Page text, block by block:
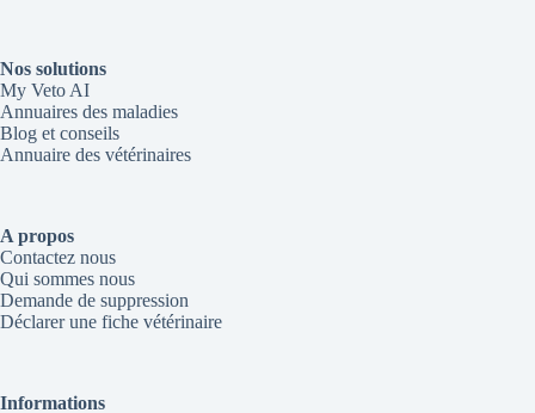
Nos solutions
My Veto AI
Annuaires des maladies
Blog et conseils
Annuaire des vétérinaires
A propos
Contactez nous
Qui sommes nous
Demande de suppression
Déclarer une fiche vétérinaire
Informations